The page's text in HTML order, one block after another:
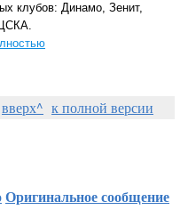
клубов: Динамо, Зенит,
вверх^ к полной версии
Оригинальное сообщение